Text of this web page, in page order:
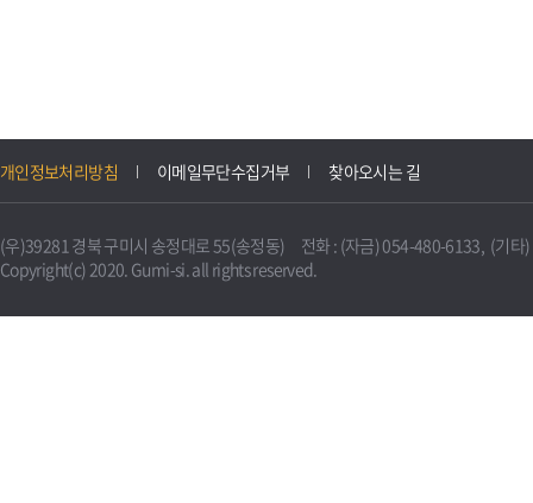
개인정보처리방침 이메일무단수집거부 찾아오시는 길
(우)39281 경북 구미시 송정대로 55(송정동) 전화 : (자금) 054-480-6133, (기타
Copyright(c) 2020. Gumi-si. all rights reserved.